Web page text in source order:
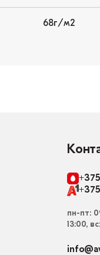
68г/м2
пн-пт:
13:00,